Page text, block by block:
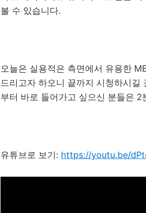
볼 수 있습니다.
오늘은 실용적은 측면에서 유용한
드리고자 하오니 끝까지 시청하시길
부터 바로 들어가고 싶으신 분들은 2
유튜브로 보기: https://youtu.be/